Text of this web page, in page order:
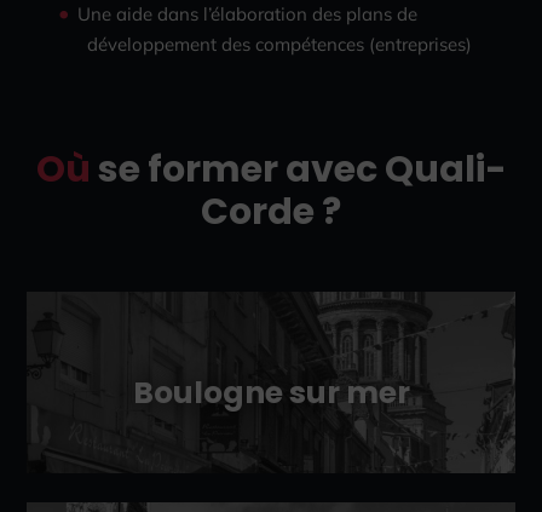
Une aide dans l’élaboration des plans de
développement des compétences (entreprises)
Oùse former avec Quali-
Corde ?
Boulogne sur mer